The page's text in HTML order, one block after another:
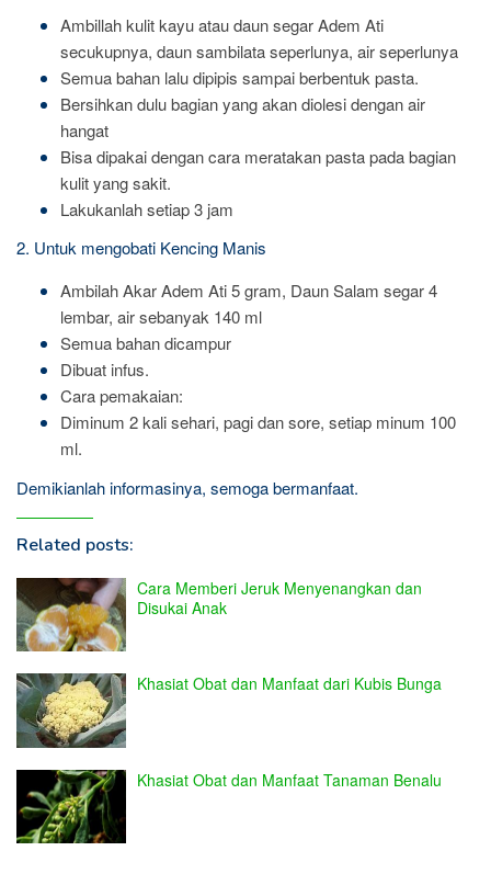
Ambillah kulit kayu atau daun segar Adem Ati
secukupnya, daun sambilata seperlunya, air seperlunya
Semua bahan lalu dipipis sampai berbentuk pasta.
Bersihkan dulu bagian yang akan diolesi dengan air
hangat
Bisa dipakai dengan cara meratakan pasta pada bagian
kulit yang sakit.
Lakukanlah setiap 3 jam
2. Untuk mengobati Kencing Manis
Ambilah Akar Adem Ati 5 gram, Daun Salam segar 4
lembar, air sebanyak 140 ml
Semua bahan dicampur
Dibuat infus.
Cara pemakaian:
Diminum 2 kali sehari, pagi dan sore, setiap minum 100
ml.
Demikianlah informasinya, semoga bermanfaat.
Related posts:
Cara Memberi Jeruk Menyenangkan dan
Disukai Anak
Khasiat Obat dan Manfaat dari Kubis Bunga
Khasiat Obat dan Manfaat Tanaman Benalu